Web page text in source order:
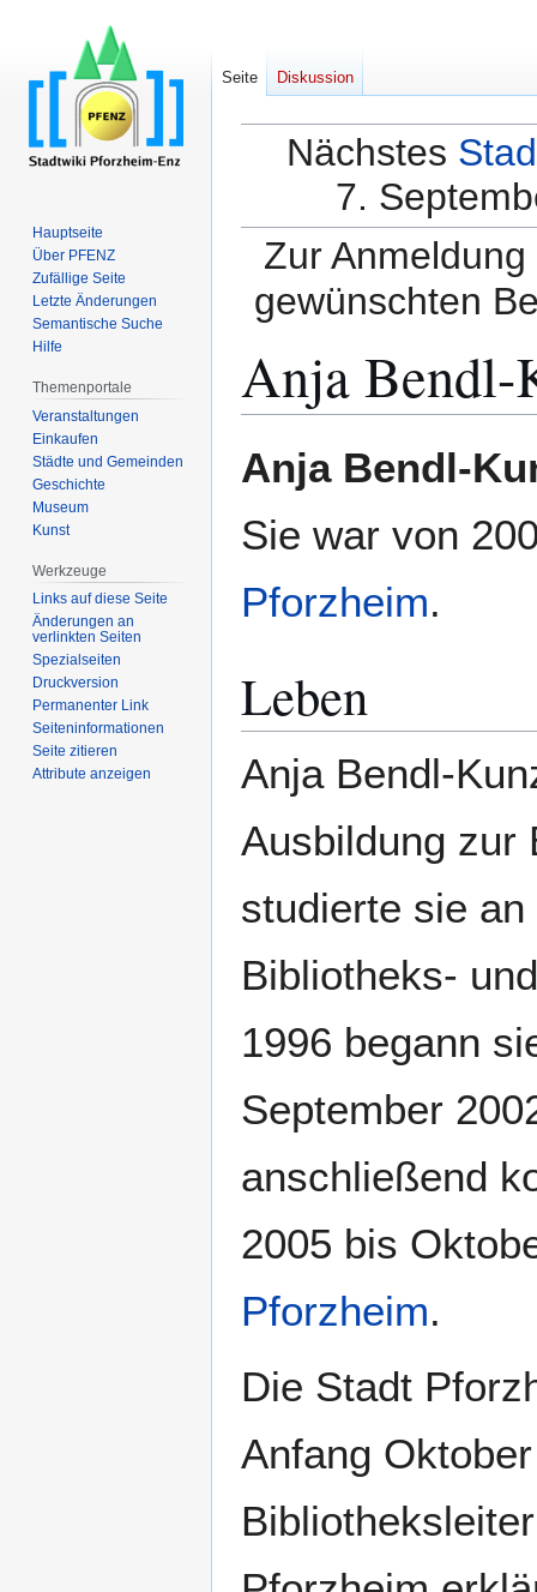
Nächstes
7.
Zur
gewünschten
Anja Bendl-
Navigation
Suche
Anja Bendl-
Sie war von
Pforzheim.
Leben
Anja Bendl-
Ausbildung zur
studierte sie
Bibliotheks-
1996 begann
September
anschließend
2005 bis
Pforzheim.
Die Stadt
Anfang
Seite Diskussion
Hauptseite
Über PFENZ
Zufällige Seite
Letzte Änderungen
Semantische Suche
Hilfe
Themenportale
Veranstaltungen
Einkaufen
Städte und Gemeinden
Geschichte
Museum
Kunst
Werkzeuge
Links auf diese Seite
Änderungen an
verlinkten Seiten
Spezialseiten
Druckversion
Permanenter Link
Seiten­­informationen
Seite zitieren
Attribute anzeigen